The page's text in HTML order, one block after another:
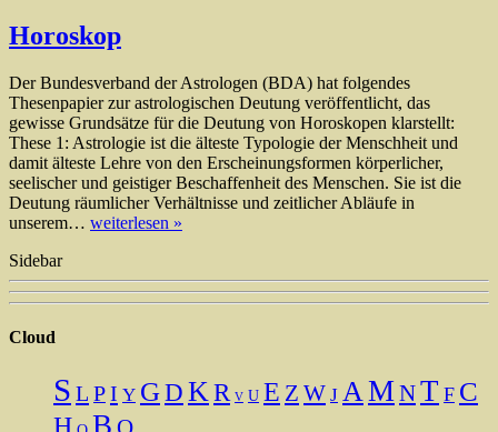
Horoskop
Der Bundesverband der Astrologen (BDA) hat folgendes
Thesenpapier zur astrologischen Deutung veröffentlicht, das
gewisse Grundsätze für die Deutung von Horoskopen klarstellt:
These 1: Astrologie ist die älteste Typologie der Menschheit und
damit älteste Lehre von den Erscheinungsformen körperlicher,
seelischer und geistiger Beschaffenheit des Menschen. Sie ist die
Deutung räumlicher Verhältnisse und zeitlicher Abläufe in
unserem… weiterlesen »
Sidebar
Cloud
S L PI Y GD K R V U E Z W J A MNT F C
H
B